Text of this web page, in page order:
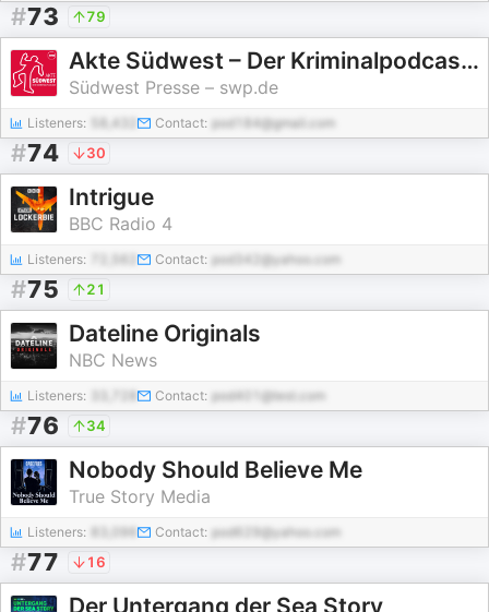
#73 79
Akte Südwest – Der Kriminalpodcast der Südwest Presse
Südwest Presse – swp.de
Listeners: 58,432 Contact: pod184@gmail.com
#74 30
Intrigue
BBC Radio 4
Listeners: Contact: pod342@yahoo.com
#75 21
Dateline Originals
NBC News
Listeners: Contact: pod401@test.com
#76 34
Nobody Should Believe Me
True Story Media
Listeners: Contact: pod629@yahoo.com
#77 16
Der Untergang der Sea Story